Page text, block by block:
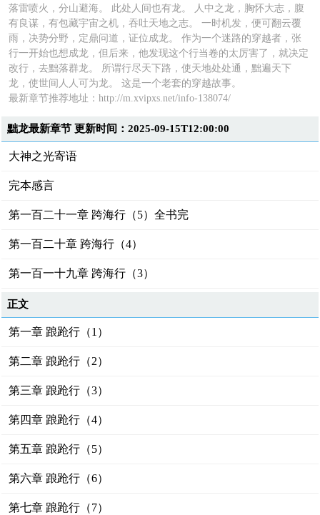
落雷喷火，分山避海。 此处人间也有龙。 人中之龙，胸怀大志，腹
有良谋，有包藏宇宙之机，吞吐天地之志。 一时机发，便可翻云覆
雨，决势分野，定鼎问道，证位成龙。 作为一个迷路的穿越者，张
行一开始也想成龙，但后来，他发现这个行当卷的太厉害了，就决定
改行，去黜落群龙。 所谓行尽天下路，使天地处处通，黜遍天下
龙，使世间人人可为龙。 这是一个老套的穿越故事。
最新章节推荐地址：http://m.xvipxs.net/info-138074/
黜龙最新章节 更新时间：2025-09-15T12:00:00
大神之光寄语
完本感言
第一百二十一章 跨海行（5）全书完
第一百二十章 跨海行（4）
第一百一十九章 跨海行（3）
正文
第一章 踉跄行（1）
第二章 踉跄行（2）
第三章 踉跄行（3）
第四章 踉跄行（4）
第五章 踉跄行（5）
第六章 踉跄行（6）
第七章 踉跄行（7）